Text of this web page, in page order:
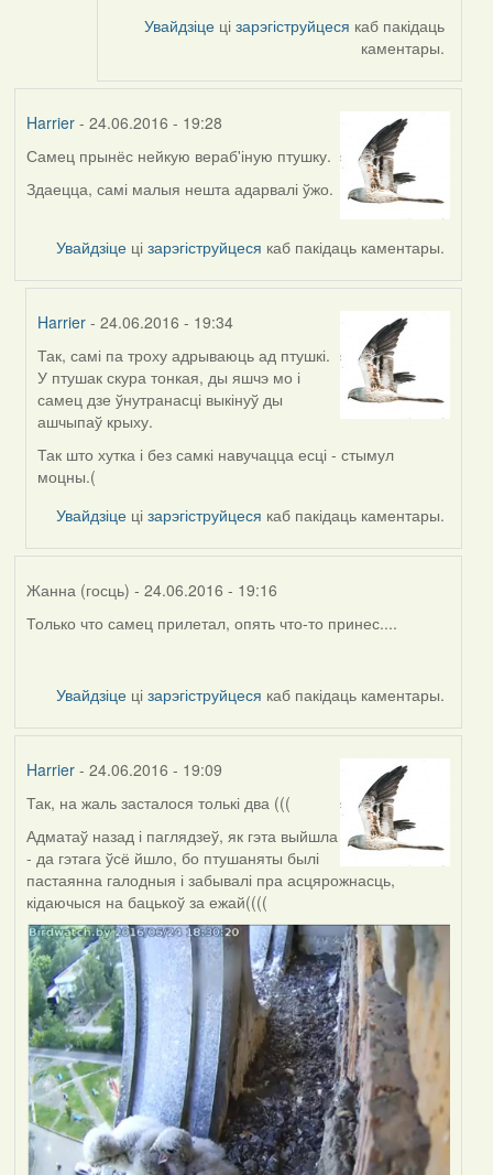
Увайдзіце цізарэгіструйцеся каб пакідаць
каментары.
Harrier- 24.06.2016 - 19:28
Самец прынёс нейкую вераб'іную птушку.
Здаецца, самі малыя нешта адарвалі ўжо.
Увайдзіце цізарэгіструйцеся каб пакідаць каментары.
Harrier - 24.06.2016 - 19:34
In
reply
to
by
Harrier
Так, самі па троху адрываюць ад птушкі.
У птушак скура тонкая, ды яшчэ мо і
самец дзе ўнутранасці выкінуў ды
ашчыпаў крыху.
Так што хутка і без самкі навучацца есці - стымул
моцны.(
Увайдзіце цізарэгіструйцеся каб пакідаць каментары.
Жанна (госць) - 24.06.2016 - 19:16
Только что самец прилетал, опять что-то принес....
Увайдзіце цізарэгіструйцеся каб пакідаць каментары.
Harrier- 24.06.2016 - 19:09
Так, на жаль засталося толькі два (((
Адматаў назад і паглядзеў, як гэта выйшла
- да гэтага ўсё йшло, бо птушаняты былі
пастаянна галодныя і забывалі пра асцярожнасць,
кідаючыся на бацькоў за ежай((((